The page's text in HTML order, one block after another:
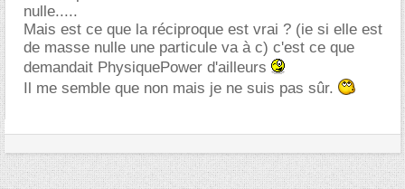
nulle.....
Mais est ce que la réciproque est vrai ? (ie si elle est
de masse nulle une particule va à c) c'est ce que
demandait PhysiquePower d'ailleurs
Il me semble que non mais je ne suis pas sûr.